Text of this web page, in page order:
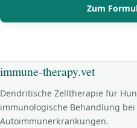
Zum
immune-therapy.vet
Dendritische Zelltherapie für
immunologische Behandlung
Autoimmunerkrankungen.